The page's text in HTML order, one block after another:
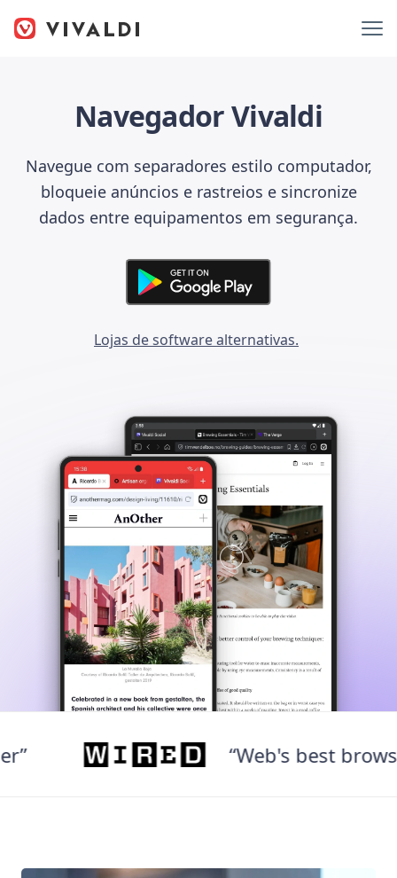
Navegador Vivaldi
Navegue com separadores estilo computador,
bloqueie anúncios e rastreios e sincronize
dados entre equipamentos em segurança.
Lojas de software alternativas.
“Web's best browser”